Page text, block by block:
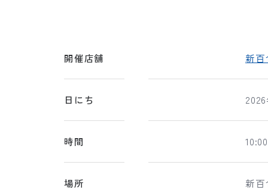
開催店舗 新
日にち
時間
場所 新